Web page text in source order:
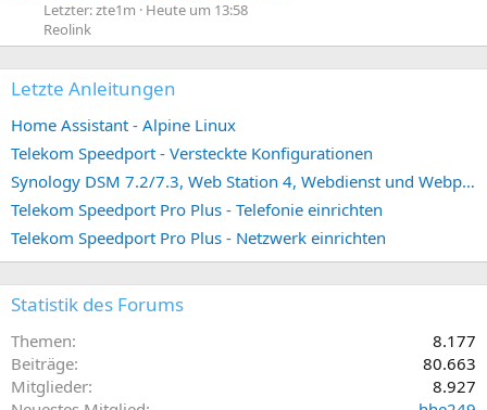
Letzter: zte1m
Heute um 13:58
Reolink
Letzte Anleitungen
Home Assistant - Alpine Linux
Telekom Speedport - Versteckte Konfigurationen
Synology DSM 7.2/7.3, Web Station 4, Webdienst und Webportal erstellen (ehemals vHost)
Telekom Speedport Pro Plus - Telefonie einrichten
Telekom Speedport Pro Plus - Netzwerk einrichten
Statistik des Forums
Themen
8.177
Beiträge
80.663
Mitglieder
8.927